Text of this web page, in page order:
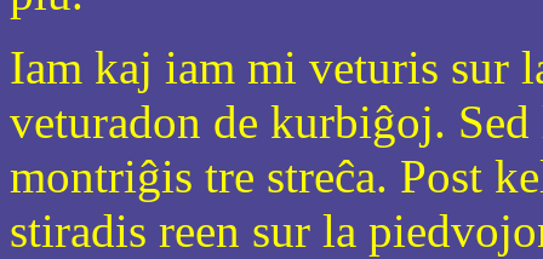
Iam kaj iam mi veturis sur
veturadon de kurbiĝoj.
montriĝis tre streĉa. Post
stiradis reen sur la